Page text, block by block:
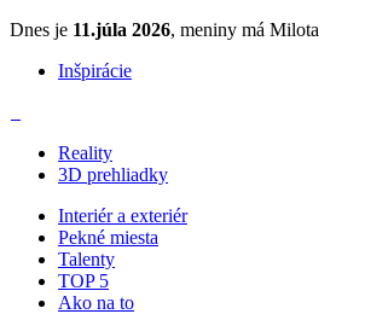
Dnes je 11.júla 2026, meniny má Milota
Inšpirácie
Reality
3D prehliadky
Interiér a exteriér
Pekné miesta
Talenty
TOP 5
Ako na to